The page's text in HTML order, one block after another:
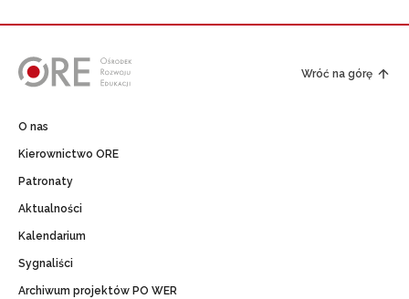
Wróć na górę
O nas
Kierownictwo ORE
Patronaty
Aktualności
Kalendarium
Sygnaliści
Archiwum projektów PO WER